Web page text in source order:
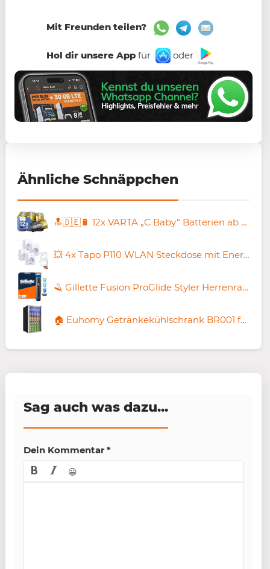
Mit Freunden teilen?
Hol dir unsere Appfür oder
Ähnliche Schnäppchen
🔝🇩🇪🔋 12x VARTA „C Baby“ Batterien ab 12€ (statt 17€)
💥 4x Tapo P110 WLAN Steckdose mit Energieverbrauchsmesser für 29,66€ (statt 37€)
🪒 Gillette Fusion ProGlide Styler Herrenrasierer für 16€ (statt 19€)
🏠 Euhomy Getränkekühlschrank BR001 für 135,25€ (statt 240€) 🧨 mit Versand aus 🇩🇪
Sag auch was dazu...
Dein Kommentar *
😀